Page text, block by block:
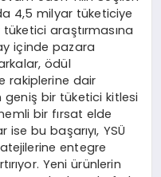
4,5 milyar tüketiciye
tüketici araştırmasına
içinde pazara
ödül
rakiplerine dair
geniş bir tüketici kitlesi
bir fırsat elde
bu başarıyı, YSÜ
entegre
Yeni ürünlerin